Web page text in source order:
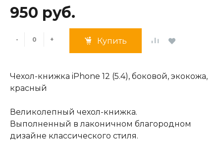
950 руб.
- + Купить
Чехол-книжка iPhone 12 (5.4), боковой, экокожа,
красный
Великолепный чехол-книжка.
Выполненный в лаконичном благородном
дизайне классического стиля.